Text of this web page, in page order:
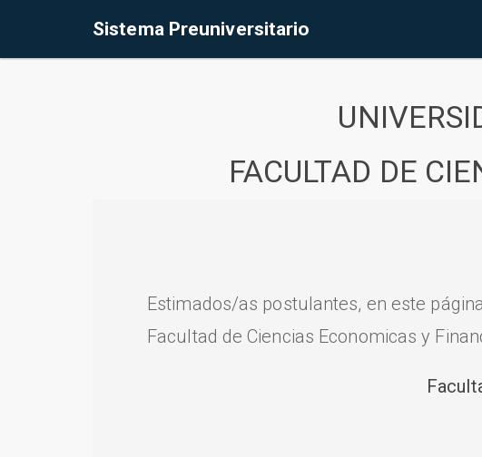
Sistema Preuniversitario
FACULTAD DE
Estimados/as postulantes, en este
Facultad de Ciencias Economicas y